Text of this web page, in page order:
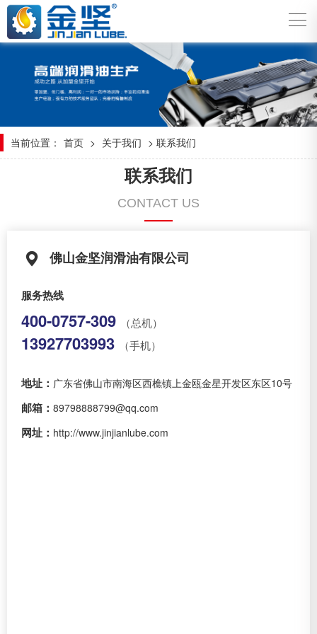
当前位置： 首页 > 关于我们 > 联系我们
联系我们
CONTACT US
佛山金坚润滑油有限公司
服务热线
400-0757-309 （总机）
13927703993 （手机）
地址： 广东省佛山市南海区西樵镇上金瓯金星开发区东区10号
邮箱： 89798888799@qq.com
网址： http://www.jinjianlube.com